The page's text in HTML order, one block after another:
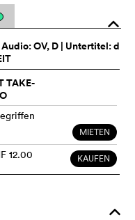
o
Audio:OV, D | Untertitel: d
TAKE-
MIETEN
12.00 KAUFEN
o